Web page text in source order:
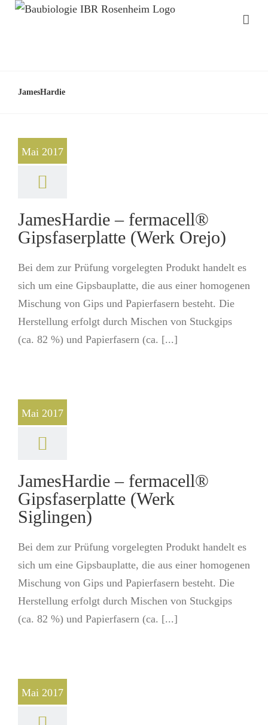
JamesHardie
Mai 2017
JamesHardie – fermacell®
Gipsfaserplatte (Werk Orejo)
Bei dem zur Prüfung vorgelegten Produkt handelt es
sich um eine Gipsbauplatte, die aus einer homogenen
Mischung von Gips und Papierfasern besteht. Die
Herstellung erfolgt durch Mischen von Stuckgips
(ca. 82 %) und Papierfasern (ca. [...]
Mai 2017
JamesHardie – fermacell®
Gipsfaserplatte (Werk
Siglingen)
Bei dem zur Prüfung vorgelegten Produkt handelt es
sich um eine Gipsbauplatte, die aus einer homogenen
Mischung von Gips und Papierfasern besteht. Die
Herstellung erfolgt durch Mischen von Stuckgips
(ca. 82 %) und Papierfasern (ca. [...]
Mai 2017